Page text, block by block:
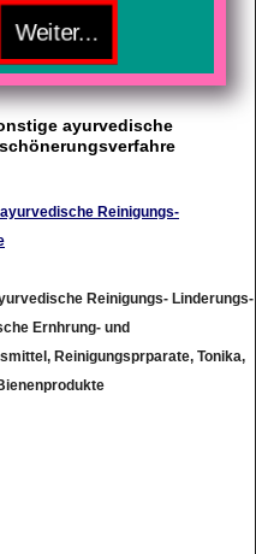
ayurvedische
Reinigungs-
Reinigungs- Linderungs-
Ernhrung- und
Reinigungsprparate, Tonika,